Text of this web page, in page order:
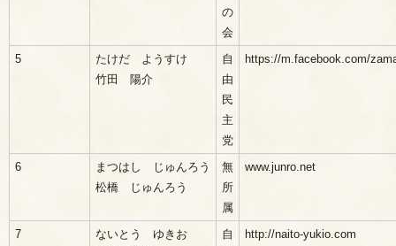
の
会
5
たけだ ようすけ
竹田 陽介
自
由
民
主
党
https://m.facebook.com/
6
まつはし じゅんろう
松橋 じゅんろう
無
所
属
www.junro.net
7
ないとう ゆきお
自
http://naito-yukio.com